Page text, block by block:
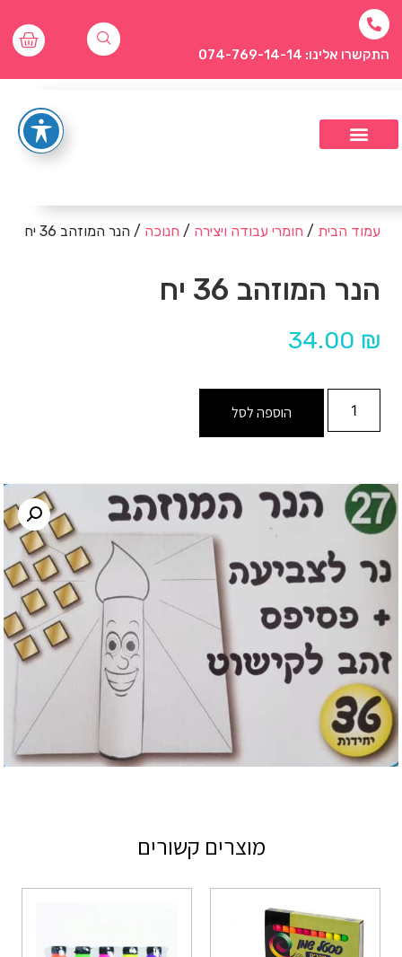
התקשרו אלינו: 074-769-14-14
עמוד הבית / חומרי עבודה ויצירה / חנוכה / הנר המוזהב 36 יח
הנר המוזהב 36 יח
34.00 ₪
הוספה לסל
מוצרים קשורים